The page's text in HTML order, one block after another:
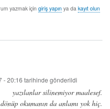
yazmak için giriş yapınya da kayıt olun
- 20:16 tarihinde gönderildi
yazılanlar silinemiyor maalesef.
okumanın da anlamı yok hiç.